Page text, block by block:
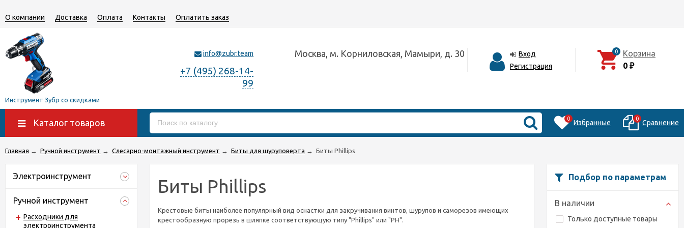
О компании Доставка Оплата Контакты Оплатить заказ
Инструмент Зубр со скидками
info@zubr.team
+7 (495) 268-14-
99
Москва, м. Корниловская, Мамыри, д. 30
Вход
Регистрация
0
Корзина
0 ₽
Каталог товаров 0 Избранные 0 Сравнение
Главная → Ручной инструмент → Слесарно-монтажный инструмент → Биты для шуруповерта → Биты Phillips
Подбор по параметрам
В наличии
Только доступные товары
Электроинструмент
Ручной инструмент
Расходники для
электроинструмента
Биты Phillips
Крестовые биты наиболее популярный вид оснастки для закручивания винтов, шурупов и саморезов имеющих
крестообразную прорезь в шляпке соответствующую типу "Phillips" или "PH".